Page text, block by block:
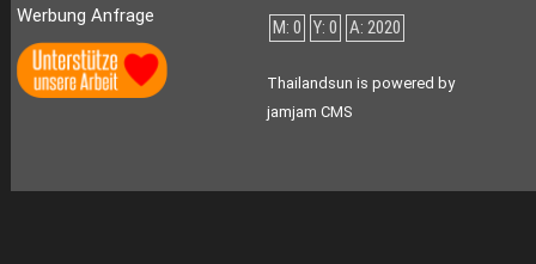
Werbung Anfrage
M: 0 Y: 0 A: 2020
Thailandsun is powered by
jamjam CMS